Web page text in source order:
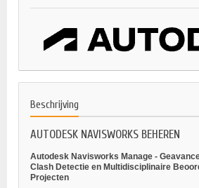
Beschrijving
AUTODESK NAVISWORKS BEHEREN
Autodesk Navisworks Manage -
Clash Detectie en Multidisciplinaire
Projecten